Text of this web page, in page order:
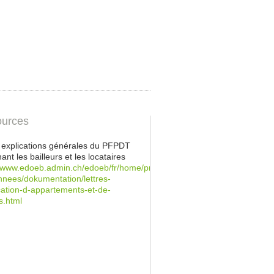
générales du PFPDT
les bailleurs et les locataires
edoeb/fr/home/protection-
dokumentation/lettres-
d-appartements-et-de-